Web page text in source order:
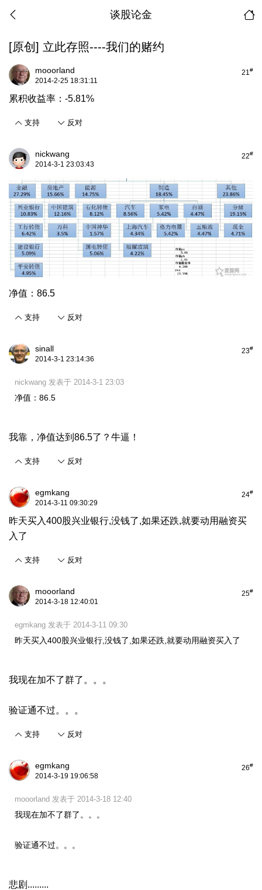
谈股论金
[原创] 立此存照----我们的赌约
21#
mooorland
2014-2-25 18:31:11
累积收益率：-5.81%
支持 反对
22#
nickwang
2014-3-1 23:03:43
净值：86.5
支持 反对
23#
sinall
2014-3-1 23:14:36
nickwang 发表于 2014-3-1 23:03
净值：86.5
我靠，净值达到86.5了？牛逼！
支持 反对
24#
egmkang
2014-3-11 09:30:29
昨天买入400股兴业银行,没钱了,如果还跌,就要动用融资买
入了
支持 反对
25#
mooorland
2014-3-18 12:40:01
egmkang 发表于 2014-3-11 09:30
昨天买入400股兴业银行,没钱了,如果还跌,就要动用融资买入了
我现在加不了群了。。。
验证通不过。。。
支持 反对
26#
egmkang
2014-3-19 19:06:58
mooorland 发表于 2014-3-18 12:40
我现在加不了群了。。。
验证通不过。。。
悲剧.........